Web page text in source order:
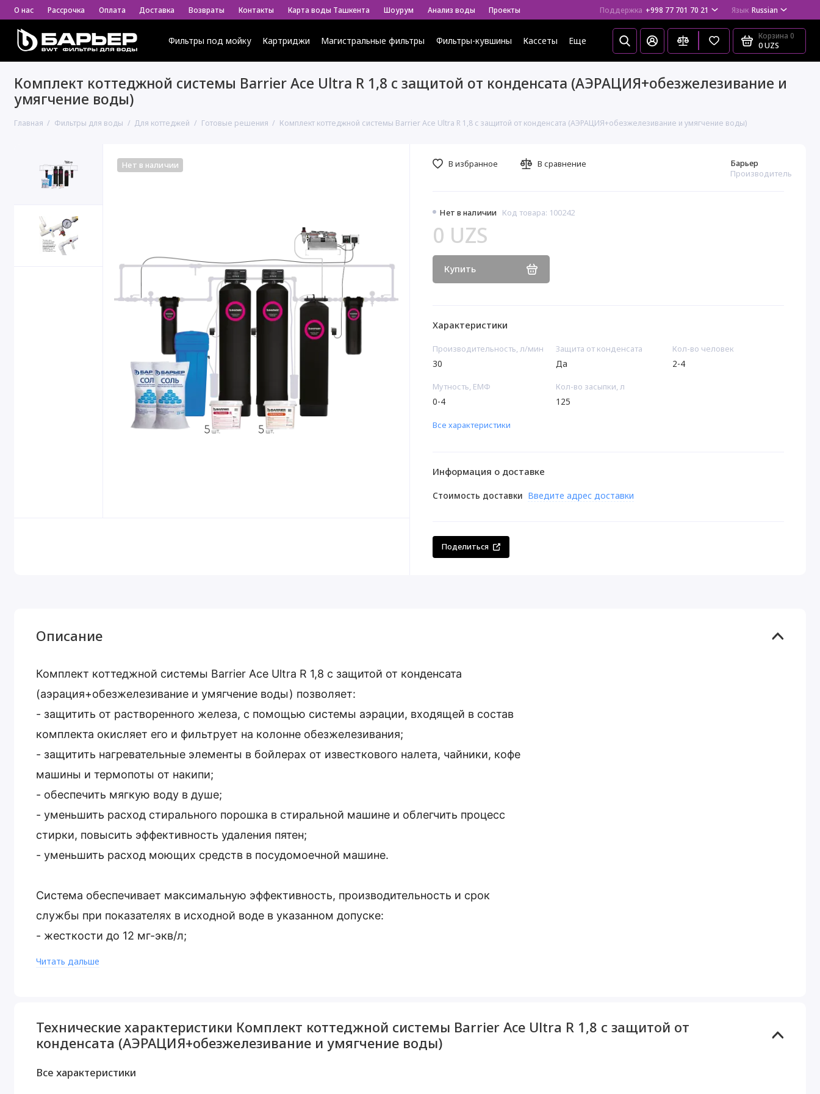
О нас Рассрочка Оплата Доставка Возвраты Контакты Карта воды Ташкента Шоурум Анализ воды Проекты Поддержка +998 77 701 70 21 Язык Russian
Фильтры под мойку Картриджи Магистральные фильтры Фильтры-кувшины Кассеты Еще Корзина 0
0 UZS
Комплект коттеджной системы Barrier Ace Ultra R 1,8 с защитой от конденсата (АЭРАЦИЯ+обезжелезивание и
умягчение воды)
Главная Фильтры для воды Для коттеджей Готовые решения Комплект коттеджной системы Barrier Ace Ultra R 1,8 с защитой от конденсата (АЭРАЦИЯ+обезжелезивание и умягчение воды)
Нет в наличии
Нет в наличии Код товара: 100242
Барьер
Производитель
0 UZS
Купить
В избранное В сравнение
Характеристики
Производительность, л/мин
30
Защита от конденсата
Да
Кол-во человек
2-4
Мутность, ЕМФ
0-4
Кол-во засыпки, л
125
Все характеристики
Информация о доставке
Стоимость доставки Введите адрес доставки
Поделиться
Описание
Комплект коттеджной системы Barrier Ace Ultra R 1,8 с защитой от конденсата
(аэрация+обезжелезивание и умягчение воды) позволяет:
- защитить от растворенного железа, с помощью системы аэрации, входящей в состав
комплекта окисляет его и фильтрует на колонне обезжелезивания;
- защитить нагревательные элементы в бойлерах от известкового налета, чайники, кофе
машины и термопоты от накипи;
- обеспечить мягкую воду в душе;
- уменьшить расход стирального порошка в стиральной машине и облегчить процесс
стирки, повысить эффективность удаления пятен;
- уменьшить расход моющих средств в посудомоечной машине.
Система обеспечивает максимальную эффективность, производительность и срок
службы при показателях в исходной воде в указанном допуске:
- жесткости до 12 мг-экв/л;
- железо до 15 мг/л (двухвалентного растворенного железа и нерастворенного);
Комплект коттеджной системы Barrier Ace Ultra R 1,8 с защитой от конденсата
(аэрация+обезжелезивание и умягчение воды) фильтрует механические примеси на
стадии предфильтрации (защищая оборудование от повреждения и преждевременного
Читать дальше
Технические характеристики Комплект коттеджной системы Barrier Ace Ultra R 1,8 с защитой от
конденсата (АЭРАЦИЯ+обезжелезивание и умягчение воды)
Все характеристики